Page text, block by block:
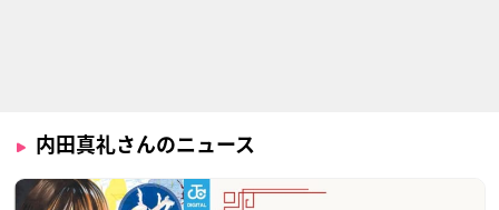
嬢に転生してしまっ
カタリナ・クラエス
東雲初穂
内田真礼さんのニュース